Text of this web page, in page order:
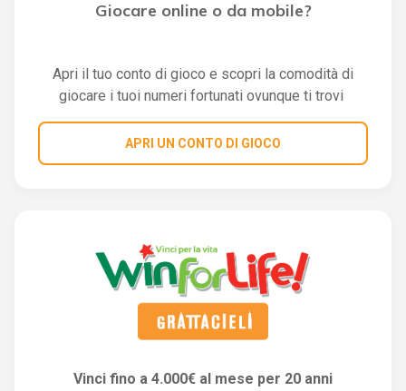
Giocare online o da mobile?
Apri il tuo conto di gioco e scopri la comodità di
giocare i tuoi numeri fortunati ovunque ti trovi
APRI UN CONTO DI GIOCO
Vinci fino a 4.000€ al mese per 20 anni